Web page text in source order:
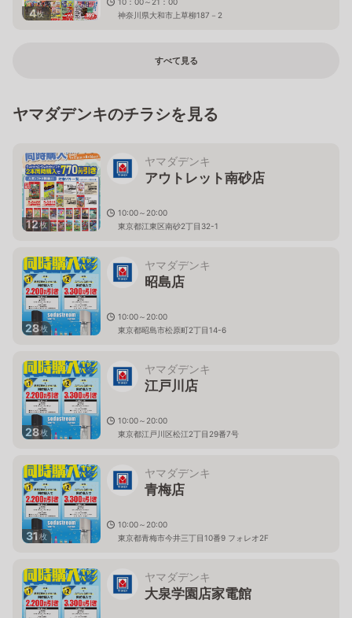
4枚
神奈川県大和市上草柳187－2
すべて見る
ヤマダデンキのチラシを見る
12枚
ヤマダデンキ
アウトレット南砂店
10:00～20:00
東京都江東区南砂2丁目32-1
28枚
ヤマダデンキ
昭島店
10:00～20:00
東京都昭島市松原町2丁目14-6
28枚
ヤマダデンキ
江戸川店
10:00～20:00
東京都江戸川区松江2丁目29番7号
31枚
ヤマダデンキ
青梅店
10:00～20:00
東京都青梅市今井三丁目10番9 フォレオ2F
ヤマダデンキ
大泉学園店家電館